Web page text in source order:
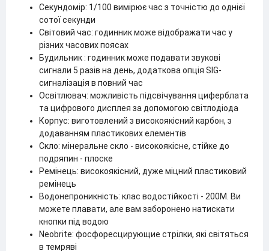
Секундомір: 1/100 вимірює час з точністю до однієї
сотої секунди
Світовий час: годинник може відображати час у
різних часових поясах
Будильник : годинник може подавати звукові
сигнали 5 разів на день, додаткова опція SIG-
сигналізація в повний час
Освітлювач: можливість підсвічування циферблата
та цифрового дисплея за допомогою світлодіода
Корпус: виготовлений з високоякісний карбон, з
додаванням пластикових елементів
Скло: мінеральне скло - високоякісне, стійке до
подряпин - плоске
Ремінець: високоякісний, дуже міцний пластиковий
ремінець
Водонепроникність: клас водостійкості - 200M. Ви
можете плавати, але вам заборонено натискати
кнопки під водою
Neobrite: фосфоресцирующие стрілки, які світяться
в темряві